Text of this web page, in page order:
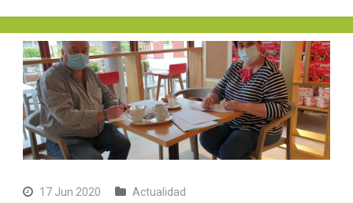
17 Jun 2020 Actualidad